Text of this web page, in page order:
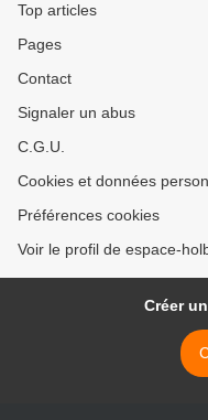
Top articles
Pages
Contact
Signaler un abus
C.G.U.
Cookies et données
Préférences cookies
Voir le profil de espace-
Créer